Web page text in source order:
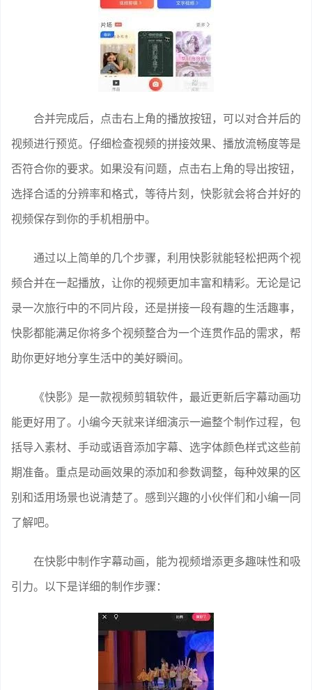
合并完成后，点击右上角的播放按钮，可以对合并后的
视频进行预览。仔细检查视频的拼接效果、播放流畅度等是
否符合你的要求。如果没有问题，点击右上角的导出按钮，
选择合适的分辨率和格式，等待片刻，快影就会将合并好的
视频保存到你的手机相册中。
通过以上简单的几个步骤，利用快影就能轻松把两个视
频合并在一起播放，让你的视频更加丰富和精彩。无论是记
录一次旅行中的不同片段，还是拼接一段有趣的生活趣事，
快影都能满足你将多个视频整合为一个连贯作品的需求，帮
助你更好地分享生活中的美好瞬间。
《快影》是一款视频剪辑软件，最近更新后字幕动画功
能更好用了。小编今天就来详细演示一遍整个制作过程，包
括导入素材、手动或语音添加字幕、选字体颜色样式这些前
期准备。重点是动画效果的添加和参数调整，每种效果的区
别和适用场景也说清楚了。感到兴趣的小伙伴们和小编一同
了解吧。
在快影中制作字幕动画，能为视频增添更多趣味性和吸
引力。以下是详细的制作步骤：